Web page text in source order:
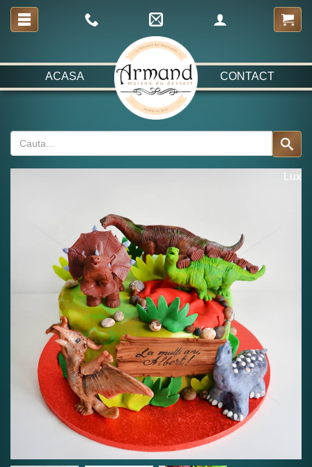
ACASA CONTACT
Lux